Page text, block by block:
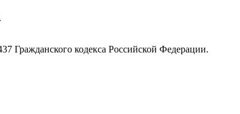
.
Гражданского кодекса Российской Федерации.